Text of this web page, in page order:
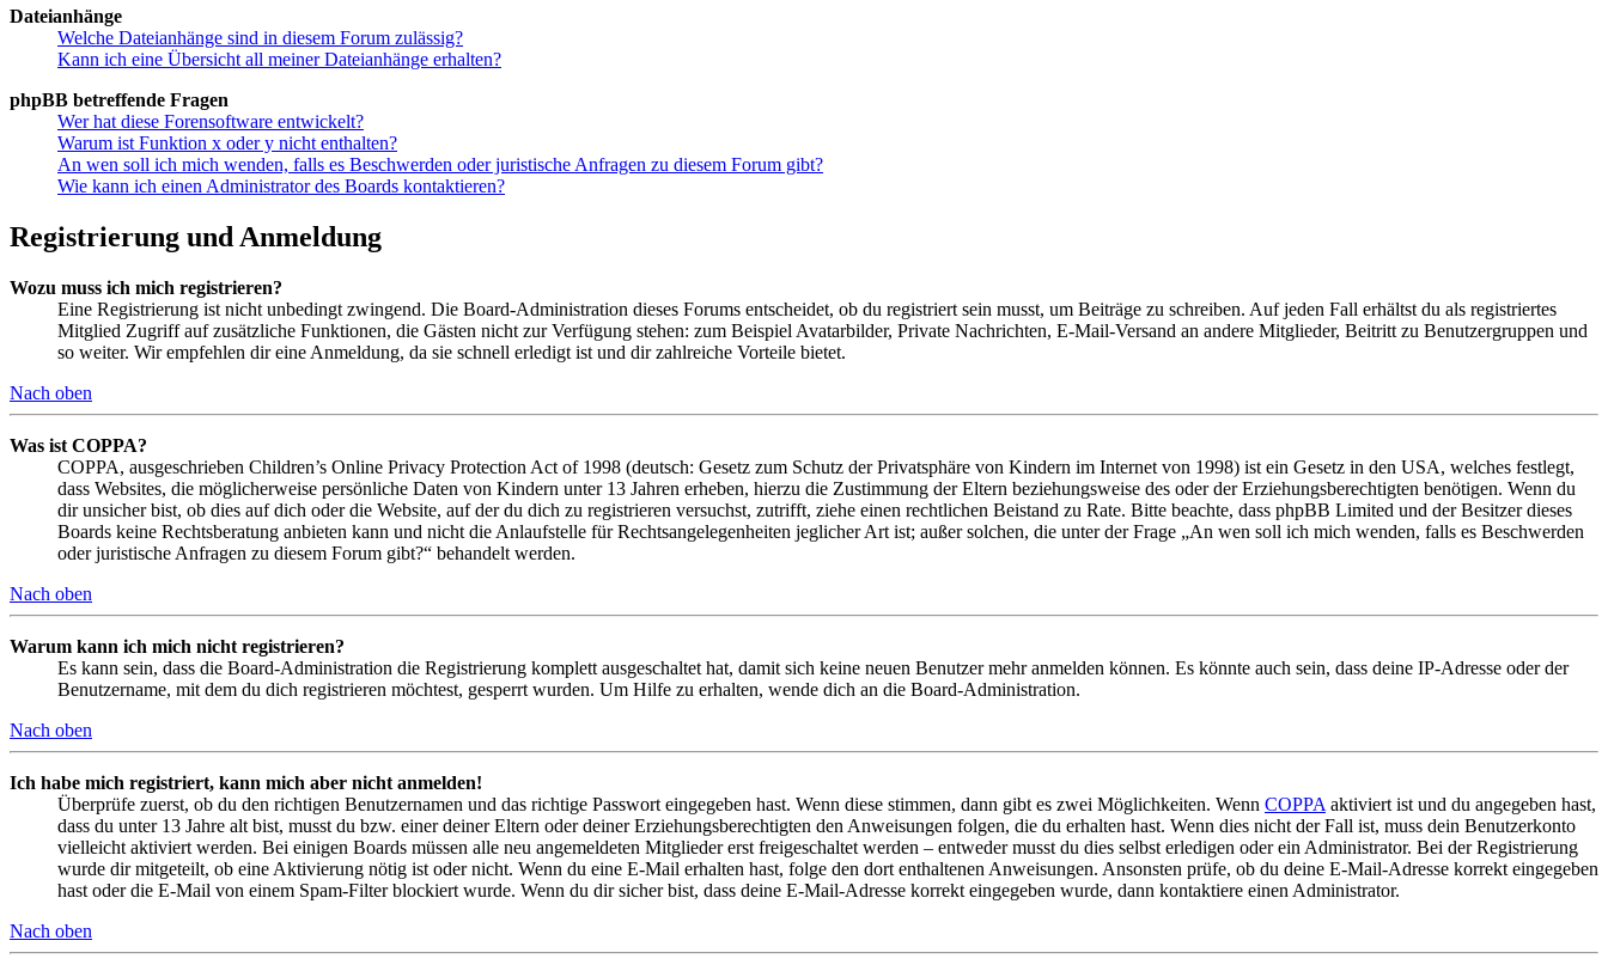
Dateianhänge
Welche Dateianhänge sind in diesem Forum zulässig?
Kann ich eine Übersicht all meiner Dateianhänge erhalten?
phpBB betreffende Fragen
Wer hat diese Forensoftware entwickelt?
Warum ist Funktion x oder y nicht enthalten?
An wen soll ich mich wenden, falls es Beschwerden oder juristische Anfragen zu diesem Forum gibt?
Wie kann ich einen Administrator des Boards kontaktieren?
Registrierung und Anmeldung
Wozu muss ich mich registrieren?
Eine Registrierung ist nicht unbedingt zwingend. Die Board-Administration dieses Forums entscheidet, ob du registriert sein musst, um Beiträge zu schreiben. Auf jeden Fall erhältst du als registriertes
Mitglied Zugriff auf zusätzliche Funktionen, die Gästen nicht zur Verfügung stehen: zum Beispiel Avatarbilder, Private Nachrichten, E-Mail-Versand an andere Mitglieder, Beitritt zu Benutzergruppen und
so weiter. Wir empfehlen dir eine Anmeldung, da sie schnell erledigt ist und dir zahlreiche Vorteile bietet.
Nach oben
Was ist COPPA?
COPPA, ausgeschrieben Children’s Online Privacy Protection Act of 1998 (deutsch: Gesetz zum Schutz der Privatsphäre von Kindern im Internet von 1998) ist ein Gesetz in den USA, welches festlegt,
dass Websites, die möglicherweise persönliche Daten von Kindern unter 13 Jahren erheben, hierzu die Zustimmung der Eltern beziehungsweise des oder der Erziehungsberechtigten benötigen. Wenn du
dir unsicher bist, ob dies auf dich oder die Website, auf der du dich zu registrieren versuchst, zutrifft, ziehe einen rechtlichen Beistand zu Rate. Bitte beachte, dass phpBB Limited und der Besitzer dieses
Boards keine Rechtsberatung anbieten kann und nicht die Anlaufstelle für Rechtsangelegenheiten jeglicher Art ist; außer solchen, die unter der Frage „An wen soll ich mich wenden, falls es Beschwerden
oder juristische Anfragen zu diesem Forum gibt?“ behandelt werden.
Nach oben
Warum kann ich mich nicht registrieren?
Es kann sein, dass die Board-Administration die Registrierung komplett ausgeschaltet hat, damit sich keine neuen Benutzer mehr anmelden können. Es könnte auch sein, dass deine IP-Adresse oder der
Benutzername, mit dem du dich registrieren möchtest, gesperrt wurden. Um Hilfe zu erhalten, wende dich an die Board-Administration.
Nach oben
Ich habe mich registriert, kann mich aber nicht anmelden!
Überprüfe zuerst, ob du den richtigen Benutzernamen und das richtige Passwort eingegeben hast. Wenn diese stimmen, dann gibt es zwei Möglichkeiten. Wenn COPPA aktiviert ist und du angegeben hast,
dass du unter 13 Jahre alt bist, musst du bzw. einer deiner Eltern oder deiner Erziehungsberechtigten den Anweisungen folgen, die du erhalten hast. Wenn dies nicht der Fall ist, muss dein Benutzerkonto
vielleicht aktiviert werden. Bei einigen Boards müssen alle neu angemeldeten Mitglieder erst freigeschaltet werden – entweder musst du dies selbst erledigen oder ein Administrator. Bei der Registrierung
wurde dir mitgeteilt, ob eine Aktivierung nötig ist oder nicht. Wenn du eine E-Mail erhalten hast, folge den dort enthaltenen Anweisungen. Ansonsten prüfe, ob du deine E-Mail-Adresse korrekt eingegeben
hast oder die E-Mail von einem Spam-Filter blockiert wurde. Wenn du dir sicher bist, dass deine E-Mail-Adresse korrekt eingegeben wurde, dann kontaktiere einen Administrator.
Nach oben